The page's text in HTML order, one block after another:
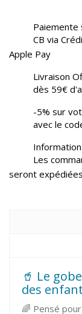
Paiemente
CB via
Apple Pay
Livraison
dès 59€
-5% sur
avec le
Les
seront
🥤 Le
des
🌈 Pensé